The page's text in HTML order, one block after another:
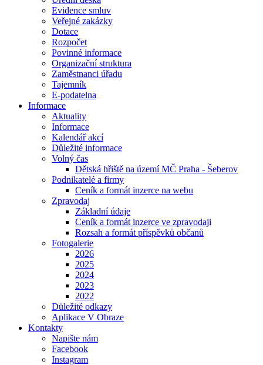
Evidence smluv
Veřejné zakázky
Dotace
Rozpočet
Povinné informace
Organizační struktura
Zaměstnanci úřadu
Tajemník
E-podatelna
Informace
Aktuality
Informace
Kalendář akcí
Důležité informace
Volný čas
Dětská hřiště na území MČ Praha - Šeberov
Podnikatelé a firmy
Ceník a formát inzerce na webu
Zpravodaj
Základní údaje
Ceník a formát inzerce ve zpravodaji
Rozsah a formát příspěvků občanů
Fotogalerie
2026
2025
2024
2023
2022
Důležité odkazy
Aplikace V Obraze
Kontakty
Napište nám
Facebook
Instagram